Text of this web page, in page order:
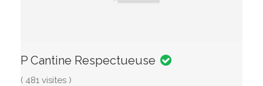
P Cantine Respectueuse
( 481 visites )